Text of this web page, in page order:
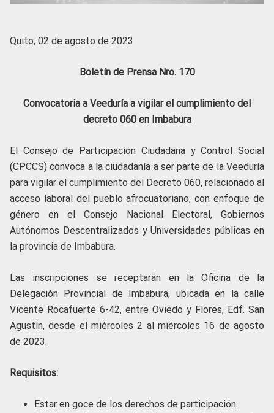
Quito, 02 de agosto de 2023
Boletín de Prensa Nro. 170
Convocatoria a Veeduría a vigilar el cumplimiento del
decreto 060 en Imbabura
El Consejo de Participación Ciudadana y Control Social
(CPCCS) convoca a la ciudadanía a ser parte de la Veeduría
para vigilar el cumplimiento del Decreto 060, relacionado al
acceso laboral del pueblo afrocuatoriano, con enfoque de
género en el Consejo Nacional Electoral, Gobiernos
Autónomos Descentralizados y Universidades públicas en
la provincia de Imbabura.
Las inscripciones se receptarán en la Oficina de la
Delegación Provincial de Imbabura, ubicada en la calle
Vicente Rocafuerte 6-42, entre Oviedo y Flores, Edf. San
Agustín, desde el miércoles 2 al miércoles 16 de agosto
de 2023.
Requisitos:
Estar en goce de los derechos de participación.